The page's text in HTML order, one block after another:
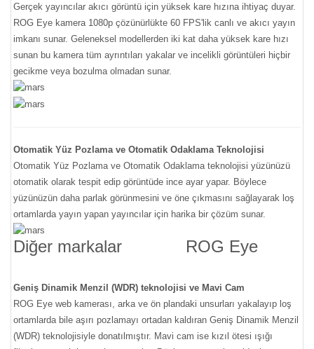
Gerçek yayıncılar akıcı görüntü için yüksek kare hızına ihtiyaç duyar.
ROG Eye kamera 1080p çözünürlükte 60 FPS'lik canlı ve akıcı yayın
imkanı sunar. Geleneksel modellerden iki kat daha yüksek kare hızı
sunan bu kamera tüm ayrıntıları yakalar ve incelikli görüntüleri hiçbir
gecikme veya bozulma olmadan sunar.
Otomatik Yüz Pozlama ve Otomatik Odaklama Teknolojisi
Otomatik Yüz Pozlama ve Otomatik Odaklama teknolojisi yüzünüzü
otomatik olarak tespit edip görüntüde ince ayar yapar. Böylece
yüzünüzün daha parlak görünmesini ve öne çıkmasını sağlayarak loş
ortamlarda yayın yapan yayıncılar için harika bir çözüm sunar.
Diğer markalar ROG Eye
Geniş Dinamik Menzil (WDR) teknolojisi ve Mavi Cam
ROG Eye web kamerası, arka ve ön plandaki unsurları yakalayıp loş
ortamlarda bile aşırı pozlamayı ortadan kaldıran Geniş Dinamik Menzil
(WDR) teknolojisiyle donatılmıştır. Mavi cam ise kızıl ötesi ışığı